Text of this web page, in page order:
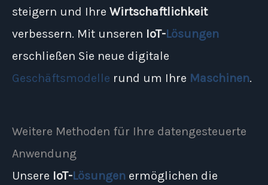
steigern und Ihre Wirtschaftlichkeit
verbessern. Mit unseren IoT-Lösungen
erschließen Sie neue digitale
Geschäftsmodelle rund um Ihre Maschinen.
Weitere Methoden für Ihre datengesteuerte
Anwendung
Unsere IoT-Lösungen ermöglichen die